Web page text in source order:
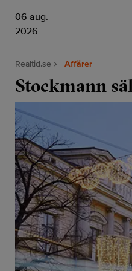
06 aug.
2026
Realtid.se Affärer
Stockmann